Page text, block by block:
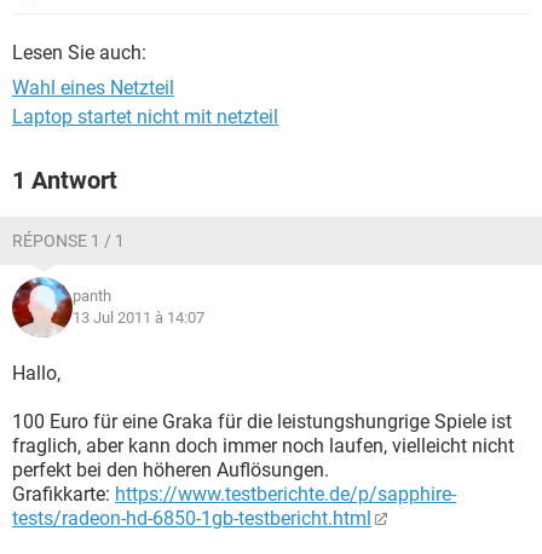
Lesen Sie auch:
Wahl eines Netzteil
Laptop startet nicht mit netzteil
1 Antwort
RÉPONSE 1 / 1
panth
13 Jul 2011 à 14:07
Hallo,
100 Euro für eine Graka für die leistungshungrige Spiele ist
fraglich, aber kann doch immer noch laufen, vielleicht nicht
perfekt bei den höheren Auflösungen.
Grafikkarte: https://www.testberichte.de/p/sapphire-
tests/radeon-hd-6850-1gb-testbericht.html